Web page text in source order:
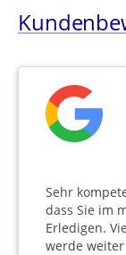
Sehr
dass Sie im
Erledigen.
werde